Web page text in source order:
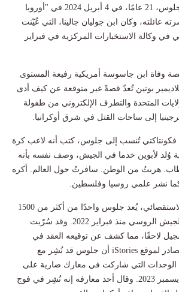
وتوفي مايكل ألكسندر جلوس، 21 عامًا، في 4 أبريل 2024 في "أوروبا
عائلته، وكان ابن جوليان جالينا، التي عُيّنت
في وكالة الاستخبارات المركزية في فبراير
وفاة ابن جاسوسة أمريكية رفيعة المستوى
بوتين تُعدّ قصةً غير متوقعة عن كيف أدى
المتحدة والتطرف الإلكتروني من طفولة
إلى ساحات القتل في شرق أوكرانيا.
تُنسب إلى جلوس، كتب أنه لاعب كرة
وُلد لأبوين خدما في الجيش، وصف نفسه بأنه
هربتُ من الوطن. سافرتُ حول العالم. أكره
نشر علمي روسيا وفلسطين.
وووفقًا لموقع iStories الاستقصائي، يُعد جلوس واحدًا من أكثر من 1500
أجنبي وقّعوا عقودًا مع الجيش الروسي منذ فبراير 2022. وقد سُرّبت
لاحقًا، مما كشف عن توقيعه العقد في
. وأفادت مصادر لموقع iStories أن جلوس قد نُشِر مع
التي شاركت في معارك ضارية على
الخطوط الأمامية، في ديسمبر 2023. وقال أحد معارفه إنه نُشِر في فوج